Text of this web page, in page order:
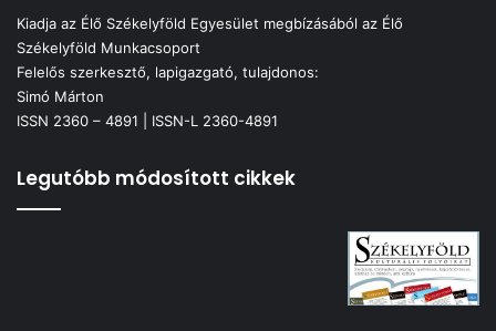
Kiadja az Élő Székelyföld Egyesület megbízásából az Élő
Székelyföld Munkacsoport
Felelős szerkesztő, lapigazgató, tulajdonos:
Simó Márton
ISSN 2360 – 4891 | ISSN-L 2360-4891
Legutóbb módosított cikkek